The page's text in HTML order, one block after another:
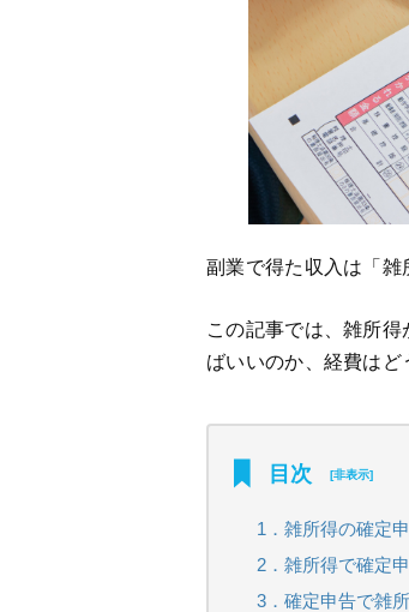
副業で得た収入は「雑
この記事では、雑所
ばいいのか、経費はど
目次 [非表示]
1．雑所得の確定
2．雑所得で確定
3．確定申告で雑